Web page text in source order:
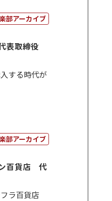
部アーカイブ
表取締役
する時代が
部アーカイブ
ン百貨店 代
ラ百貨店